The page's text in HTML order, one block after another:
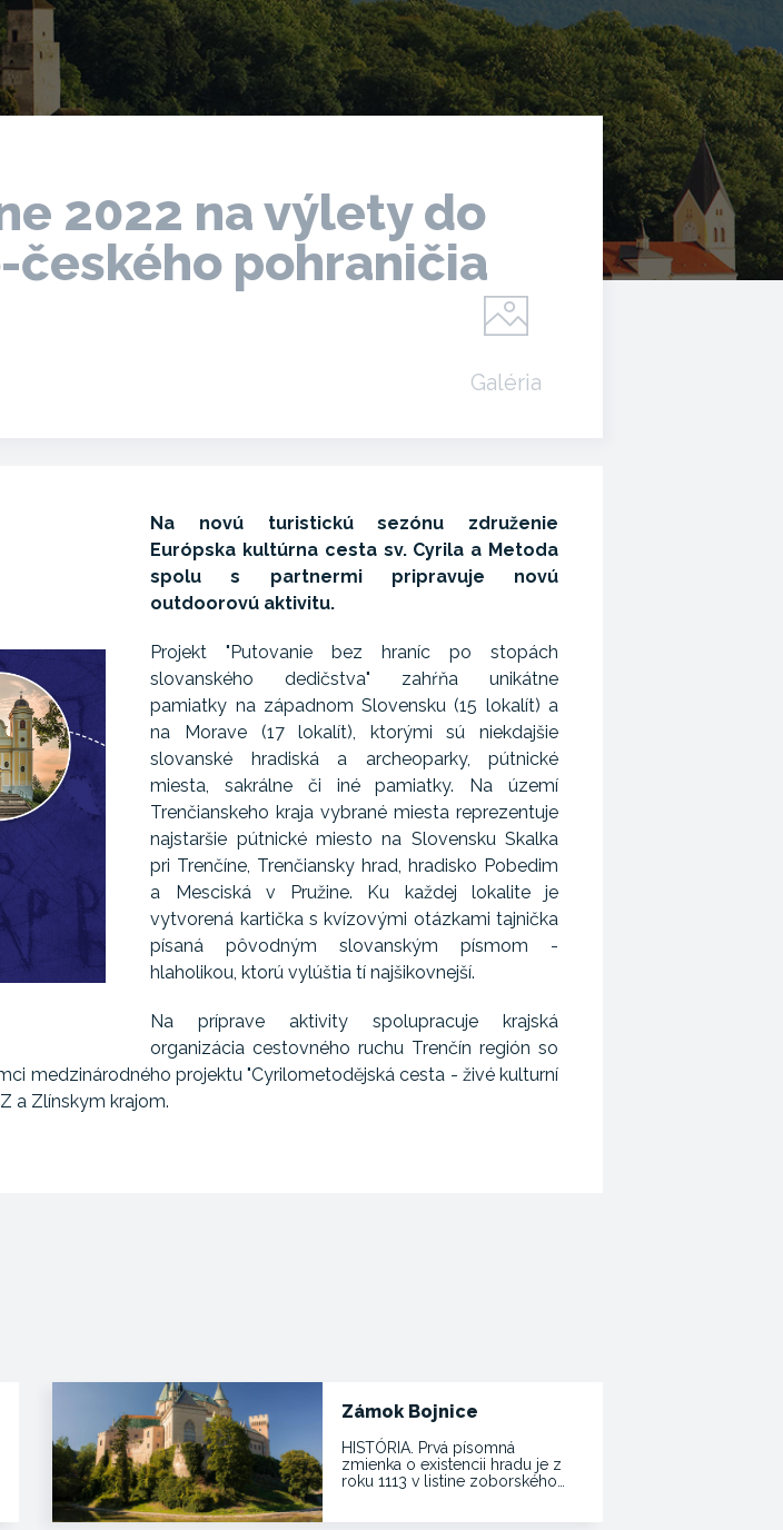
2022 na výlety do
pohraničia
Galéria
Na novú turistickú sezónu združenie
Európska kultúrna cesta sv. Cyrila a Metoda
spolu s partnermi pripravuje novú
outdoorovú aktivitu.
Projekt "Putovanie bez hraníc po stopách
slovanského dedičstva" zahŕňa unikátne
pamiatky na západnom Slovensku (15 lokalít) a
na Morave (17 lokalít), ktorými sú niekdajšie
slovanské hradiská a archeoparky, pútnické
miesta, sakrálne či iné pamiatky. Na území
Trenčianskeho kraja vybrané miesta reprezentuje
najstaršie pútnické miesto na Slovensku Skalka
pri Trenčíne, Trenčiansky hrad, hradisko Pobedim
a Mesciská v Pružine. Ku každej lokalite je
vytvorená kartička s kvízovými otázkami tajnička
písaná pôvodným slovanským písmom -
hlaholikou, ktorú vylúštia tí najšikovnejší.
Na príprave aktivity spolupracuje krajská
organizácia cestovného ruchu Trenčín región so
medzinárodného projektu "Cyrilometodějská cesta - živé kulturní
a Zlínskym krajom.
Zámok Bojnice
HISTÓRIA. Prvá písomná
zmienka o existencii hradu je z
roku 1113 v listine zoborského…